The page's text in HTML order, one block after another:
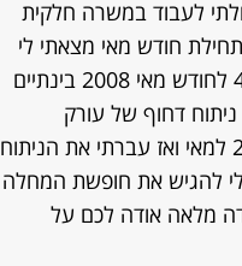
לעבוד במשרה חלקית
בתחילת חודש מאי מצאתי לי
עבודה לשעות הבוקר כ 6 שעות בחנות התחלתי לעבוד ב 4 לחודש מאי 2008 בינתיים
דחוף של עורק
שנימצא חסום ב95% ניתוח קרוטיס נאלצתי לעבוד עד ה23 למאי ואז עברתי את הניתוח
להגיש את חופשת המחלה
מלאה אודה לכם על